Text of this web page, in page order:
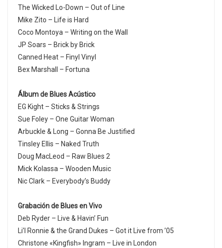
The Wicked Lo-Down – Out of Line
Mike Zito – Life is Hard
Coco Montoya – Writing on the Wall
JP Soars – Brick by Brick
Canned Heat – Finyl Vinyl
Bex Marshall – Fortuna
Álbum de Blues Acústico
EG Kight – Sticks & Strings
Sue Foley – One Guitar Woman
Arbuckle & Long – Gonna Be Justified
Tinsley Ellis – Naked Truth
Doug MacLeod – Raw Blues 2
Mick Kolassa – Wooden Music
Nic Clark – Everybody’s Buddy
Grabación de Blues en Vivo
Deb Ryder – Live & Havin’ Fun
Li’l Ronnie & the Grand Dukes – Got it Live from ’05
Christone «Kingfish» Ingram – Live in London